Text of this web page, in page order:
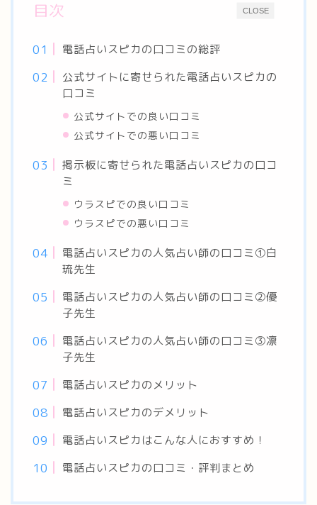
CLOSE
目次
電話占いスピカの口コミの総評
公式サイトに寄せられた電話占いスピカの
口コミ
公式サイトでの良い口コミ
公式サイトでの悪い口コミ
掲示板に寄せられた電話占いスピカの口コ
ミ
ウラスピでの良い口コミ
ウラスピでの悪い口コミ
電話占いスピカの人気占い師の口コミ①白
琉先生
電話占いスピカの人気占い師の口コミ②優
子先生
電話占いスピカの人気占い師の口コミ③凛
子先生
電話占いスピカのメリット
電話占いスピカのデメリット
電話占いスピカはこんな人におすすめ！
電話占いスピカの口コミ・評判まとめ